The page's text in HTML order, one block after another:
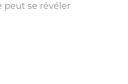
peut se révéler